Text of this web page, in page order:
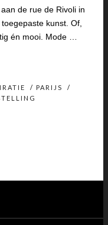
de rue de Rivoli in
kunst. Of,
én mooi. Mode …
/ PARIJS
/